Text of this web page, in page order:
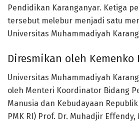
Pendidikan Karanganyar. Ketiga
tersebut melebur menjadi satu
Universitas Muhammadiyah
Diresmikan oleh Kemenko
Universitas Muhammadiyah
oleh Menteri Koordinator Bidang
Manusia dan Kebudayaan
PMK RI) Prof. Dr. Muhadjir Effendy,